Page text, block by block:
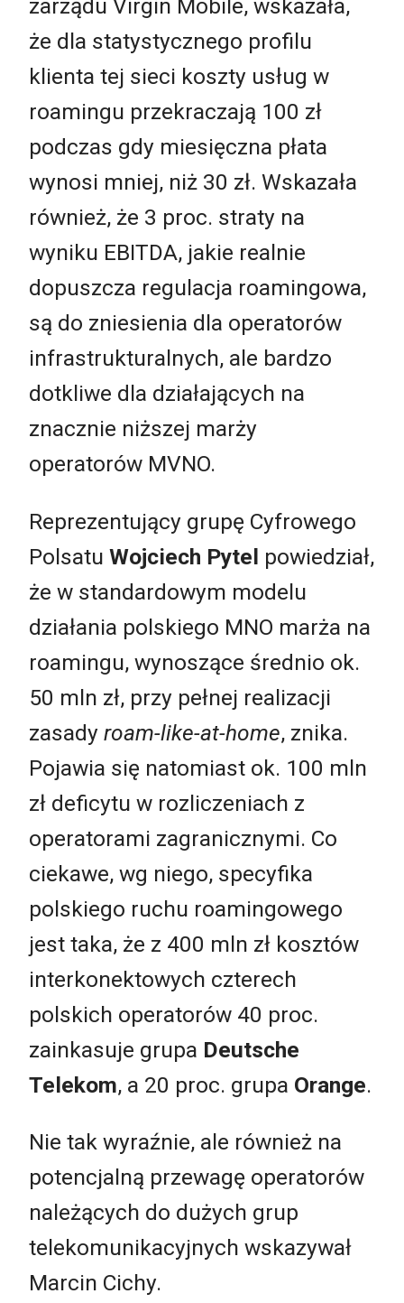
zarządu Virgin Mobile, wskazała,
że dla statystycznego profilu
klienta tej sieci koszty usług w
roamingu przekraczają 100 zł
podczas gdy miesięczna płata
wynosi mniej, niż 30 zł. Wskazała
również, że 3 proc. straty na
wyniku EBITDA, jakie realnie
dopuszcza regulacja roamingowa,
są do zniesienia dla operatorów
infrastrukturalnych, ale bardzo
dotkliwe dla działających na
znacznie niższej marży
operatorów MVNO.
Reprezentujący grupę Cyfrowego
Polsatu Wojciech Pytel powiedział,
że w standardowym modelu
działania polskiego MNO marża na
roamingu, wynoszące średnio ok.
50 mln zł, przy pełnej realizacji
zasady roam-like-at-home, znika.
Pojawia się natomiast ok. 100 mln
zł deficytu w rozliczeniach z
operatorami zagranicznymi. Co
ciekawe, wg niego, specyfika
polskiego ruchu roamingowego
jest taka, że z 400 mln zł kosztów
interkonektowych czterech
polskich operatorów 40 proc.
zainkasuje grupa Deutsche
Telekom, a 20 proc. grupa Orange.
Nie tak wyraźnie, ale również na
potencjalną przewagę operatorów
należących do dużych grup
telekomunikacyjnych wskazywał
Marcin Cichy.